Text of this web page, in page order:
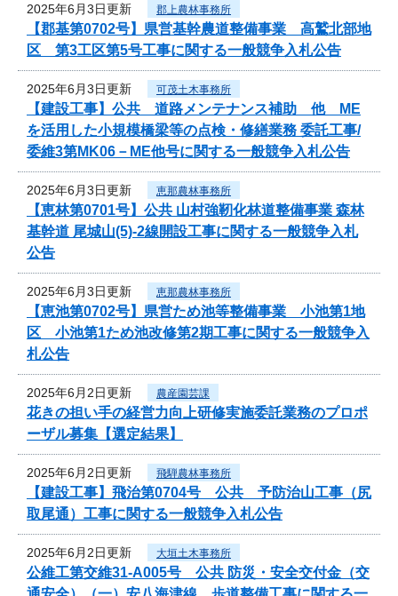
2025年6月3日更新 郡上農林事務所
【郡基第0702号】県営基幹農道整備事業 高鷲北部地
区 第3工区第5号工事に関する一般競争入札公告
2025年6月3日更新 可茂土木事務所
【建設工事】公共 道路メンテナンス補助 他 ME
を活用した小規模橋梁等の点検・修繕業務 委託工事/
委維3第MK06－ME他号に関する一般競争入札公告
2025年6月3日更新 恵那農林事務所
【恵林第0701号】公共 山村強靭化林道整備事業 森林
基幹道 尾城山(5)-2線開設工事に関する一般競争入札
公告
2025年6月3日更新 恵那農林事務所
【恵池第0702号】県営ため池等整備事業 小池第1地
区 小池第1ため池改修第2期工事に関する一般競争入
札公告
2025年6月2日更新 農産園芸課
花きの担い手の経営力向上研修実施委託業務のプロポ
ーザル募集【選定結果】
2025年6月2日更新 飛騨農林事務所
【建設工事】飛治第0704号 公共 予防治山工事（尻
取尾通）工事に関する一般競争入札公告
2025年6月2日更新 大垣土木事務所
公維工第交維31-A005号 公共 防災・安全交付金（交